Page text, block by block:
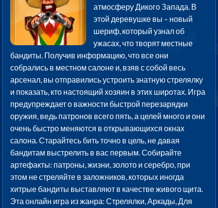
атмосферу Дикого Запада. В
этой деревушке вы – новый
шериф, который узнал об
ужасах, что творят местные
бандиты. Получив информацию, что все они
собрались в местном салоне и, взяв с собой весь
арсенал, вы отправились устроить знатную стрелялку
и показать, кто настоящий хозяин в этих широтах. Игра
предупреждает о важности быстрой перезарядки
оружия, ведь патронов всего пять, а целей много и они
очень быстро меняются в открывающихся окнах
салона. Старайтесь бить точно в цель, не давая
бандитам выстрелить в вас первым. Собирайте
артефакты: патроны, жизни, золото и серебро, при
этом не стреляйте в заложников, которых иногда
хитрые бандиты выставляют в качестве живого щита.
Эта онлайн игра из жанра: Стрелялки, Аркады, Для